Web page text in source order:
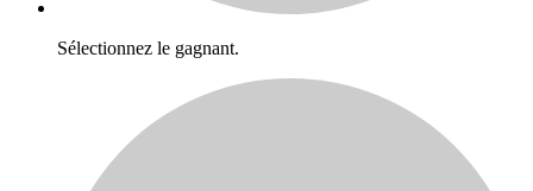
Sélectionnez le gagnant.